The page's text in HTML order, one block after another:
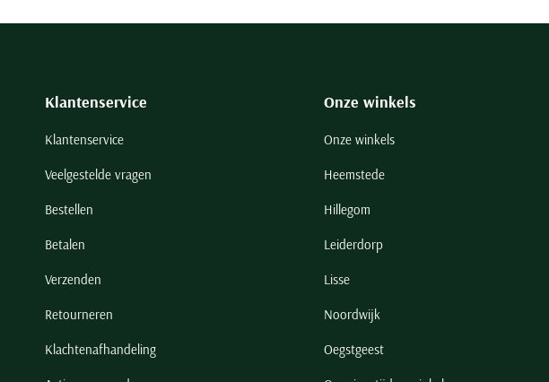
Klantenservice
Klantenservice
Veelgestelde vragen
Bestellen
Betalen
Verzenden
Retourneren
Klachtenafhandeling
Onze winkels
Onze winkels
Heemstede
Hillegom
Leiderdorp
Lisse
Noordwijk
Oegstgeest